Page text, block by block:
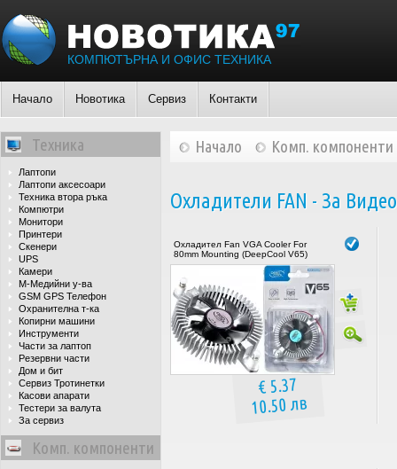
КОМПЮТЪРНА И ОФИС ТЕХНИКА
Начало Новотика Сервиз Контакти
Техника
Лаптопи
Лаптопи аксесоари
Техника втора ръка
Компютри
Монитори
Принтери
Скенери
UPS
Камери
М-Медийни у-ва
GSM GPS Телефон
Охранителна т-ка
Копирни машини
Инструменти
Части за лаптоп
Резервни части
Дом и бит
Сервиз Тротинетки
Касови апарати
Тестери за валута
За сервиз
Комп. компоненти
Начало Комп. компоненти
Охладители FAN - За
Охладител Fan VGA Cooler For
80mm Mounting (DeepCool V65)
€ 5.37
10.50 лв